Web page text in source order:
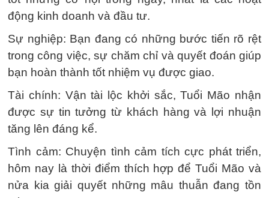
động kinh doanh và đầu tư.
Sự nghiệp: Bạn đang có những bước tiến rõ rệt
trong công việc, sự chăm chỉ và quyết đoán giúp
bạn hoàn thành tốt nhiệm vụ được giao.
Tài chính: Vận tài lộc khởi sắc, Tuổi Mão nhận
được sự tin tưởng từ khách hàng và lợi nhuận
tăng lên đáng kể.
Tình cảm: Chuyện tình cảm tích cực phát triển,
hôm nay là thời điểm thích hợp để Tuổi Mão và
nửa kia giải quyết những mâu thuẫn đang tồn